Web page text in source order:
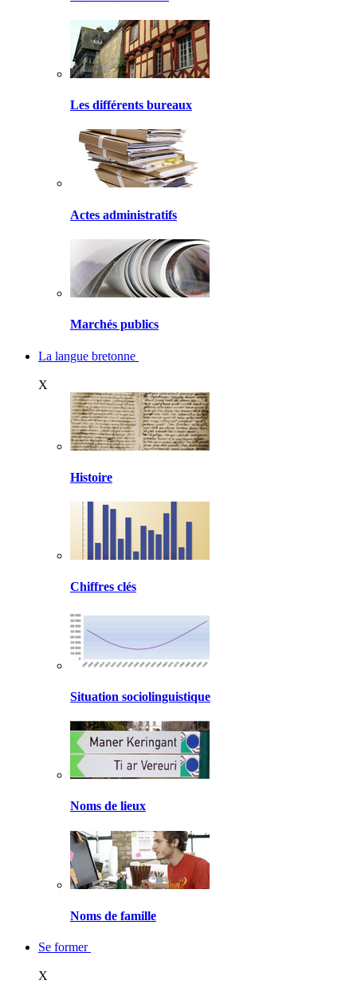
Les différents bureaux
Actes administratifs
Marchés publics
La langue bretonne
X
Histoire
Chiffres clés
Situation sociolinguistique
Noms de lieux
Noms de famille
Se former
X